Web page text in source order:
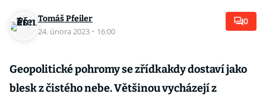
Tomáš Pfeiler
24. února 2023 · 16:00
0
Geopolitické pohromy se zřídkakdy dostaví jako
blesk z čistého nebe. Většinou vycházejí z